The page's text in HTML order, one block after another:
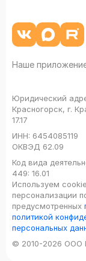
Наше
Юридический
Красногорск, г.
17.17
ИНН: 6454085119
ОКВЭД 62.09
Код вида
449: 16.01
Используем
персонализации
предусмотренных
политикой
персональных
© 2010-2026 ООО